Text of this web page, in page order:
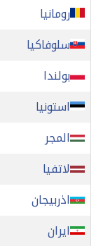
رومانيا
سلوفاكيا
بولندا
استونيا
المجر
لاتفيا
اذربيجان
ايران